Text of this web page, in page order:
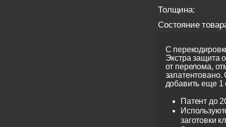
Толщина:
Состояние
С
Экстра защита
от перелома,
добавить еще 1
Патент до
заготовки